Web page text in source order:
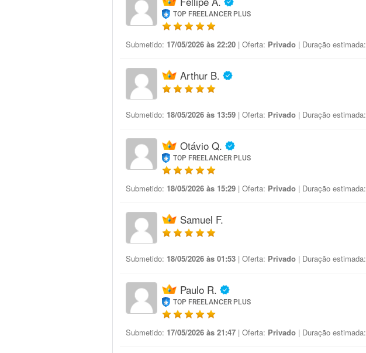
TOP FREELANCER PLUS
Submetido: 17/05/2026 às 22:20 | Oferta: Privado | Duração estimada:
Arthur B.
Submetido: 18/05/2026 às 13:59 | Oferta: Privado | Duração estimada:
Otávio Q.
TOP FREELANCER PLUS
Submetido: 18/05/2026 às 15:29 | Oferta: Privado | Duração estimada:
Samuel F.
Submetido: 18/05/2026 às 01:53 | Oferta: Privado | Duração estimada:
Paulo R.
TOP FREELANCER PLUS
Submetido: 17/05/2026 às 21:47 | Oferta: Privado | Duração estimada: